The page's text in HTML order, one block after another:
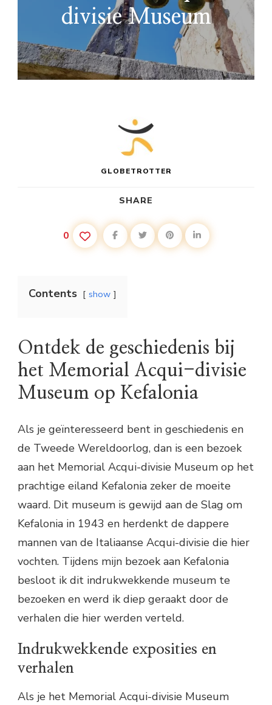
divisie Museum
GLOBETROTTER
SHARE
0
Contents show
Ontdek de geschiedenis bij
het Memorial Acqui-divisie
Museum op Kefalonia
Als je geïnteresseerd bent in geschiedenis en
de Tweede Wereldoorlog, dan is een bezoek
aan het Memorial Acqui-divisie Museum op het
prachtige eiland Kefalonia zeker de moeite
waard. Dit museum is gewijd aan de Slag om
Kefalonia in 1943 en herdenkt de dappere
mannen van de Italiaanse Acqui-divisie die hier
vochten. Tijdens mijn bezoek aan Kefalonia
besloot ik dit indrukwekkende museum te
bezoeken en werd ik diep geraakt door de
verhalen die hier werden verteld.
Indrukwekkende exposities en
verhalen
Als je het Memorial Acqui-divisie Museum